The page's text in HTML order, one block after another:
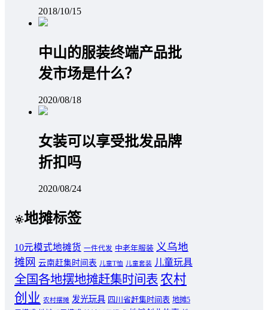
2018/10/15
中山的服装终端产品批
发市场是什么？
2020/08/18
女装可以享受批发品牌
折扣吗
2020/08/24
地摊标签
10元模式地摊货 一件代发 中老年服装 义乌地
摊网 云南赶集时间表 儿童T恤 儿童套装 儿童玩具
全国各地摆地摊赶集时间表 农村
创业 农村摆摊 发光玩具 四川省赶集时间表 地摊5